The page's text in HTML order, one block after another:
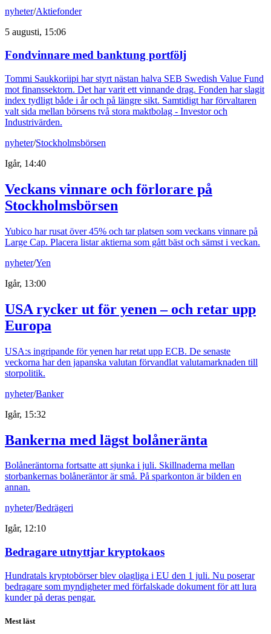
nyheter/Aktiefonder
5 augusti, 15:06
Fondvinnare med banktung portfölj
Tommi Saukkoriipi har styrt nästan halva SEB Swedish Value Fund
mot finanssektorn. Det har varit ett vinnande drag. Fonden har slagit
index tydligt både i år och på längre sikt. Samtidigt har förvaltaren
valt sida mellan börsens två stora maktbolag - Investor och
Industrivärden.
nyheter/Stockholmsbörsen
Igår, 14:40
Veckans vinnare och förlorare på
Stockholmsbörsen
Yubico har rusat över 45% och tar platsen som veckans vinnare på
Large Cap. Placera listar aktierna som gått bäst och sämst i veckan.
nyheter/Yen
Igår, 13:00
USA rycker ut för yenen – och retar upp
Europa
USA:s ingripande för yenen har retat upp ECB. De senaste
veckorna har den japanska valutan förvandlat valutamarknaden till
storpolitik.
nyheter/Banker
Igår, 15:32
Bankerna med lägst bolåneränta
Bolåneräntorna fortsatte att sjunka i juli. Skillnaderna mellan
storbankernas bolåneräntor är små. På sparkonton är bilden en
annan.
nyheter/Bedrägeri
Igår, 12:10
Bedragare utnyttjar kryptokaos
Hundratals kryptobörser blev olagliga i EU den 1 juli. Nu poserar
bedragare som myndigheter med förfalskade dokument för att lura
kunder på deras pengar.
Mest läst